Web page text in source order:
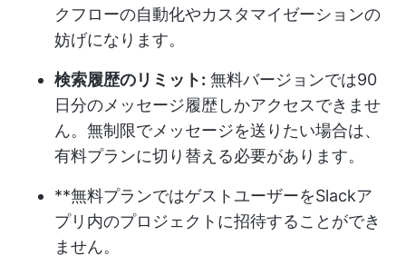
クフローの自動化やカスタマイゼーションの
妨げになります。
検索履歴のリミット: 無料バージョンでは90
日分のメッセージ履歴しかアクセスできませ
ん。無制限でメッセージを送りたい場合は、
有料プランに切り替える必要があります。
**無料プランではゲストユーザーをSlackア
プリ内のプロジェクトに招待することができ
ません。